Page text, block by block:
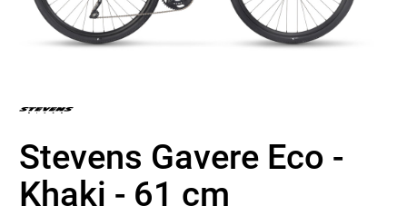
Stevens Gavere Eco -
Khaki - 61 cm